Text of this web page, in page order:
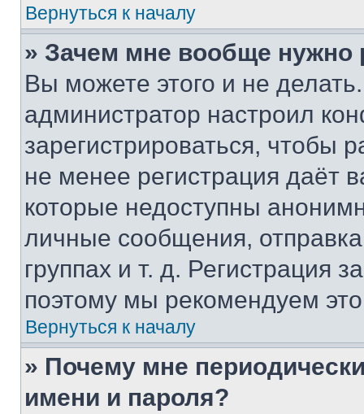
Вернуться к началу
» Зачем мне вообще нужно
Вы можете этого и не
администратор настроил
зарегистрироваться, чтобы
не менее регистрация даёт
которые недоступны
личные сообщения,
группах и т. д. Регистрация
поэтому мы рекомендуем
Вернуться к началу
» Почему мне
имени и пароля?